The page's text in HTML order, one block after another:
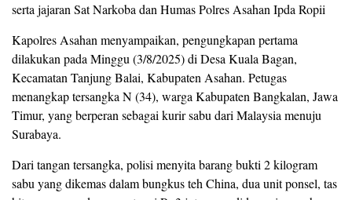
serta jajaran Sat Narkoba dan Humas Polres Asahan Ipda Ropii
Kapolres Asahan menyampaikan, pengungkapan pertama
dilakukan pada Minggu (3/8/2025) di Desa Kuala Bagan,
Kecamatan Tanjung Balai, Kabupaten Asahan. Petugas
menangkap tersangka N (34), warga Kabupaten Bangkalan, Jawa
Timur, yang berperan sebagai kurir sabu dari Malaysia menuju
Surabaya.
Dari tangan tersangka, polisi menyita barang bukti 2 kilogram
sabu yang dikemas dalam bungkus teh China, dua unit ponsel, tas